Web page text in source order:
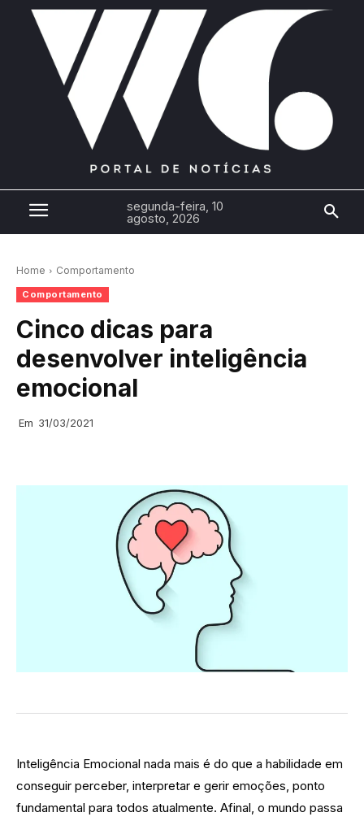
segunda-feira, 10
agosto, 2026
Home Comportamento
Comportamento
Cinco dicas para
desenvolver inteligência
emocional
Em 31/03/2021
Inteligência Emocional nada mais é do que a habilidade em
conseguir perceber, interpretar e gerir emoções, ponto
fundamental para todos atualmente. Afinal, o mundo passa